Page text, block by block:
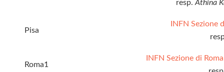
resp.Athina
Pisa
INFN Sezione
Roma1
INFN Sezione di